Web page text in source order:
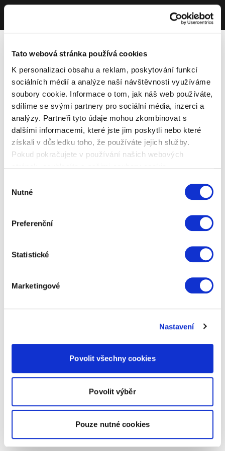
Tato webová stránka používá cookies
K personalizaci obsahu a reklam, poskytování funkcí
sociálních médií a analýze naší návštěvnosti využíváme
soubory cookie. Informace o tom, jak náš web používáte,
sdílíme se svými partnery pro sociální média, inzerci a
analýzy. Partneři tyto údaje mohou zkombinovat s
dalšími informacemi, které jste jim poskytli nebo které
získali v důsledku toho, že používáte jejich služby.
Pokud pokračujete v používání našich webových
souhlasu
Nutné
Preferenční
Statistické
Marketingové
Nastavení
Povolit všechny cookies
Povolit výběr
Pouze nutné cookies